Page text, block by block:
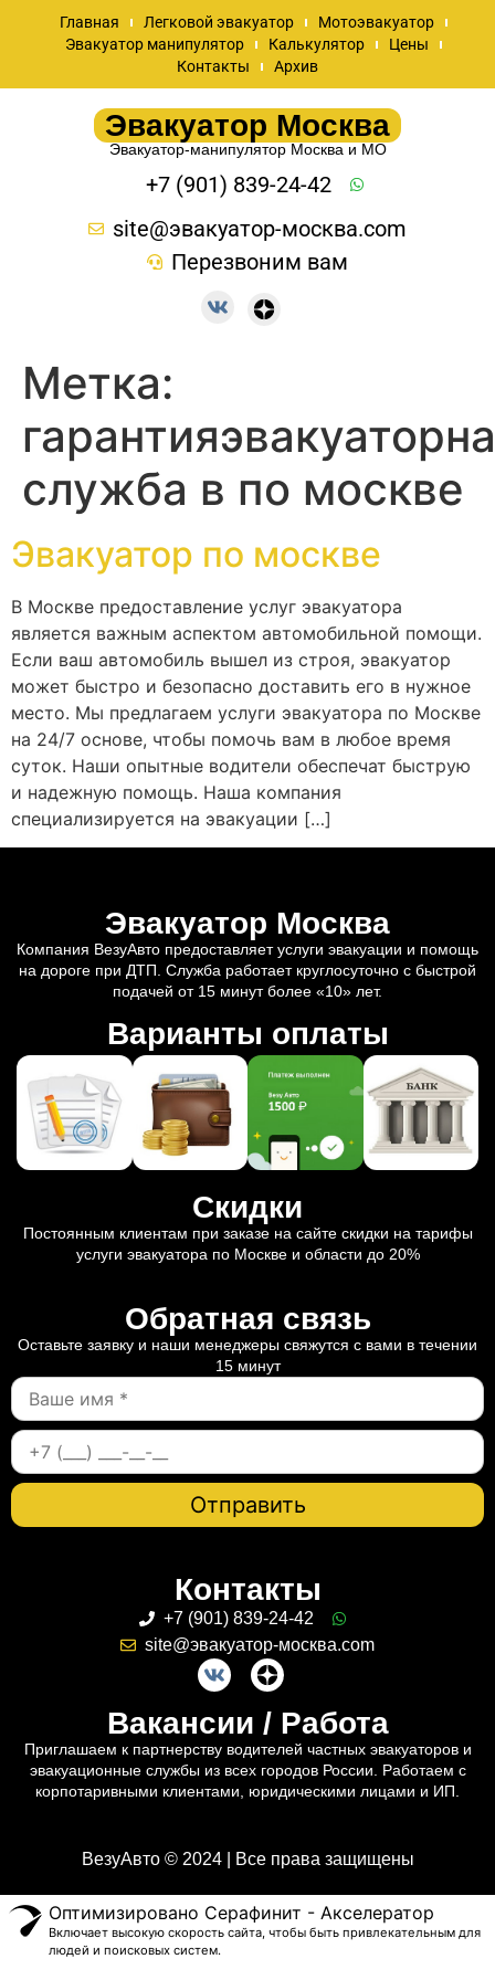
Главная Легковой эвакуатор
Мотоэвакуатор
Эвакуатор манипулятор
Калькулятор
Цены
Контакты
Архив
Эвакуатор Москва
Эвакуатор-манипулятор Москва и МО
+7 (901) 839-24-42
site@эвакуатор-москва.com
Перезвоним вам
Метка:
служба в по москве
Эвакуатор по москве
В Москве предоставление услуг эвакуатора
является важным аспектом автомобильной помощи.
Если ваш автомобиль вышел из строя, эвакуатор
может быстро и безопасно доставить его в нужное
место. Мы предлагаем услуги эвакуатора по Москве
на 24/7 основе, чтобы помочь вам в любое время
суток. Наши опытные водители обеспечат быструю
и надежную помощь. Наша компания
специализируется на эвакуации […]
Эвакуатор Москва
Компания ВезуАвто предоставляет услуги эвакуации и помощь
на дороге при ДТП. Служба работает круглосуточно с быстрой
подачей от 15 минут более «10» лет.
Варианты оплаты
Скидки
Постоянным клиентам при заказе на сайте скидки на тарифы
услуги эвакуатора по Москве и области до 20%
Обратная связь
Оставьте заявку и наши менеджеры свяжутся с вами в течении
15 минут
Контакты
+7 (901) 839-24-42
site@эвакуатор-москва.com
Вакансии / Работа
Приглашаем к партнерству водителей частных эвакуаторов и
эвакуационные службы из всех городов России. Работаем с
корпотаривными клиентами, юридическими лицами и ИП.
ВезуАвто © 2024 | Все права защищены
Оптимизировано Серафинит - Акселератор
Включает высокую скорость сайта, чтобы быть привлекательным для
людей и поисковых систем.